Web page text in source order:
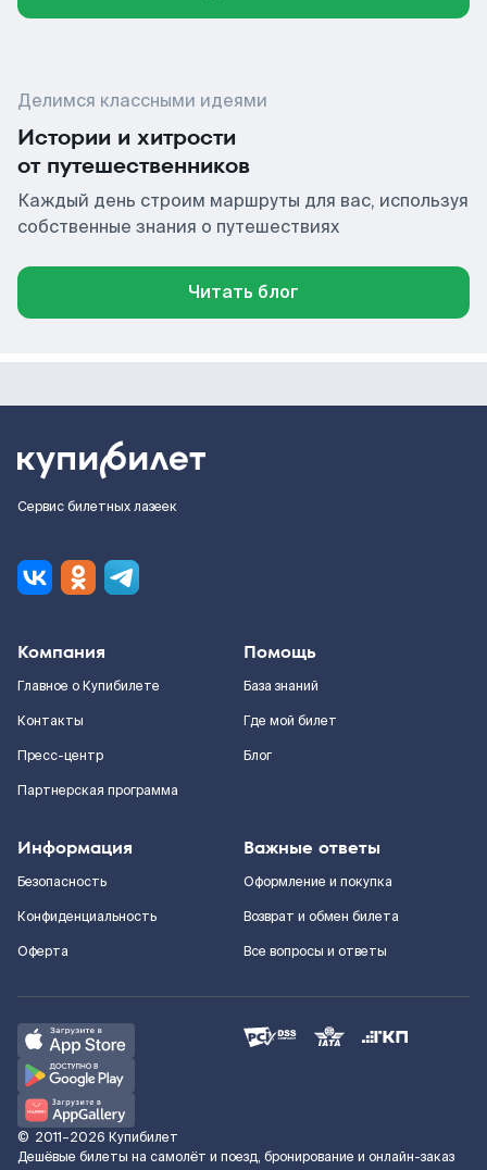
Делимся классными идеями
Истории и хитрости
от путешественников
Каждый день строим маршруты для вас, используя
собственные знания о путешествиях
Читать блог
Сервис билетных лазеек
Компания
Главное о Купибилете
Контакты
Пресс-центр
Партнерская программа
Помощь
База знаний
Где мой билет
Блог
Информация
Безопасность
Конфиденциальность
Оферта
Важные ответы
Оформление и покупка
Возврат и обмен билета
Все вопросы и ответы
© 2011–2026 Купибилет
Дешёвые билеты на самолёт и поезд, бронирование и онлайн-заказ